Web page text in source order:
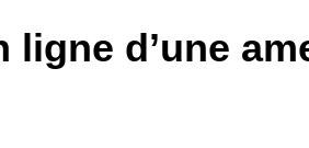
ligne d’une